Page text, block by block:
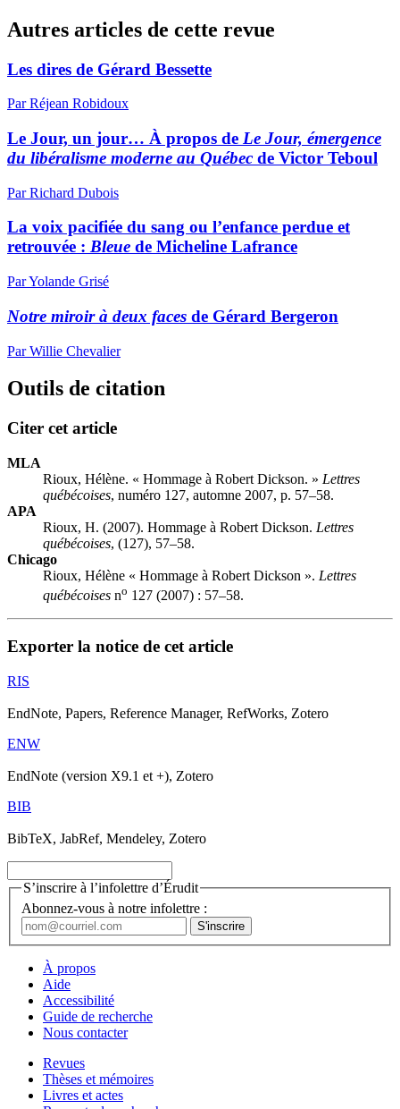
Autres articles de cette revue
Les dires de Gérard Bessette
Par Réjean Robidoux
Le Jour, un jour… À propos de Le Jour, émergence
du libéralisme moderne au Québec de Victor Teboul
Par Richard Dubois
La voix pacifiée du sang ou l’enfance perdue et
retrouvée : Bleue de Micheline Lafrance
Par Yolande Grisé
Notre miroir à deux faces de Gérard Bergeron
Par Willie Chevalier
Outils de citation
Citer cet article
MLA
Rioux, Hélène. « Hommage à Robert Dickson. » Lettres
québécoises, numéro 127, automne 2007, p. 57–58.
APA
Rioux, H. (2007). Hommage à Robert Dickson. Lettres
québécoises, (127), 57–58.
Chicago
Rioux, Hélène « Hommage à Robert Dickson ». Lettres
québécoises no 127 (2007) : 57–58.
Exporter la notice de cet article
RIS
EndNote, Papers, Reference Manager, RefWorks, Zotero
ENW
EndNote (version X9.1 et +), Zotero
BIB
BibTeX, JabRef, Mendeley, Zotero
S’inscrire à l’infolettre d’Érudit
Abonnez-vous à notre infolettre :
À propos
Aide
Accessibilité
Guide de recherche
Nous contacter
Revues
Thèses et mémoires
Livres et actes